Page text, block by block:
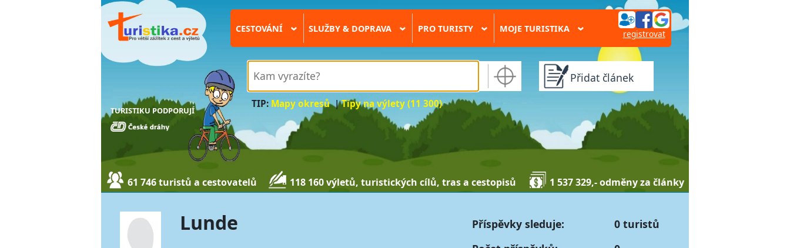
TURISTIKU PODPORUJÍ
CESTOVÁNÍ › SLUŽBY & DOPRAVA › PRO TURISTY › MOJE TURISTIKA › registrovat
TIP: Mapy okresů|Tipy na výlety (11 300)
Přidat článek
61 746 turistů a cestovatelů 118 160 výletů, turistických cílů, tras a cestopisů 1 537 329,- odměny za články
Lunde Příspěvky sleduje:
0 turistů